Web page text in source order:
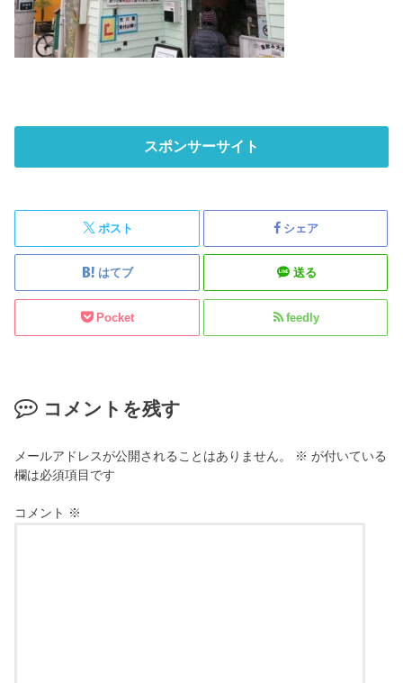
スポンサーサイト
ポスト シェア
はてブ 送る
Pocket feedly
コメントを残す
メールアドレスが公開されることはありません。 ※ が付いている
欄は必須項目です
コメント ※